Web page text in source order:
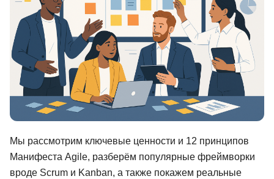
Мы рассмотрим ключевые ценности и 12 принципов
Манифеста Agile, разберём популярные фреймворки
вроде Scrum и Kanban, а также покажем реальные
Акции и промокоды
Рейтинг онлайн-школ